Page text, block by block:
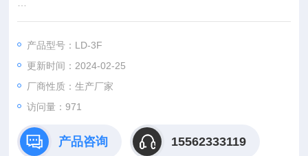
爆标志为Exib ⅡB T3，防爆合格证编号为CE082051。
产品型号：LD-3F
更新时间：2024-02-25
厂商性质：生产厂家
访问量：971
产品咨询 15562333119